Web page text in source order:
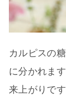
カルピスの
に分かれま
来上がりです